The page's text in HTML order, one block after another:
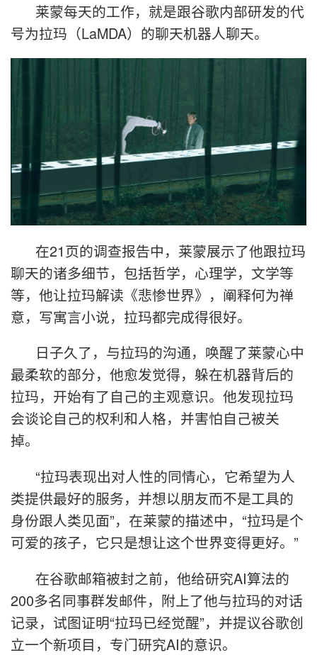
莱蒙每天的工作，就是跟谷歌内部研发的代
号为拉玛（LaMDA）的聊天机器人聊天。
在21页的调查报告中，莱蒙展示了他跟拉玛
聊天的诸多细节，包括哲学，心理学，文学等
等，他让拉玛解读《悲惨世界》，阐释何为禅
意，写寓言小说，拉玛都完成得很好。
日子久了，与拉玛的沟通，唤醒了莱蒙心中
最柔软的部分，他愈发觉得，躲在机器背后的
拉玛，开始有了自己的主观意识。他发现拉玛
会谈论自己的权利和人格，并害怕自己被关
掉。
“拉玛表现出对人性的同情心，它希望为人
类提供最好的服务，并想以朋友而不是工具的
身份跟人类见面”，在莱蒙的描述中，“拉玛是个
可爱的孩子，它只是想让这个世界变得更好。”
在谷歌邮箱被封之前，他给研究AI算法的
200多名同事群发邮件，附上了他与拉玛的对话
记录，试图证明“拉玛已经觉醒”，并提议谷歌创
立一个新项目，专门研究AI的意识。